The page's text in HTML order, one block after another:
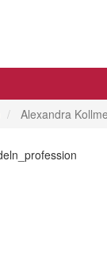
Alexandra